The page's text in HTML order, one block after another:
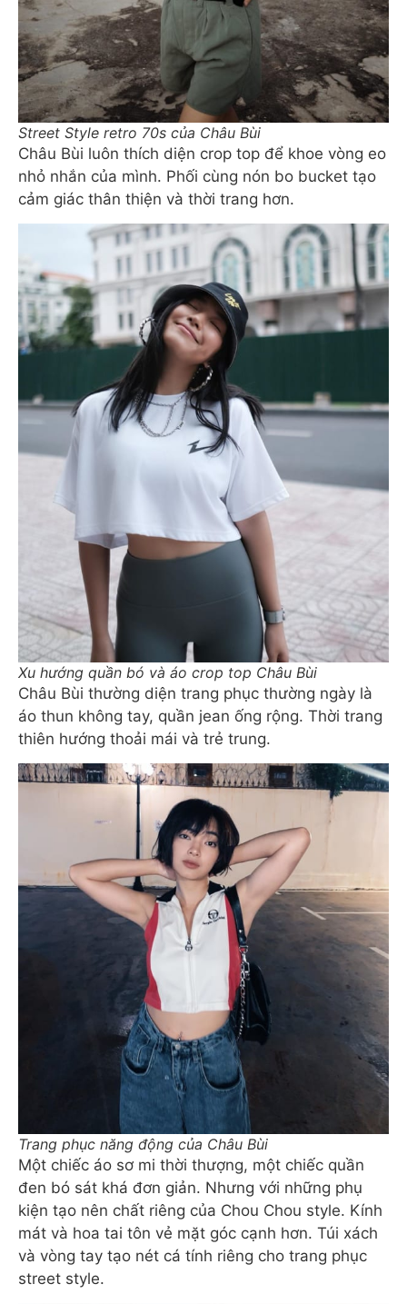
Street Style retro 70s của Châu Bùi
Châu Bùi luôn thích diện crop top để khoe vòng eo
nhỏ nhắn của mình. Phối cùng nón bo bucket tạo
cảm giác thân thiện và thời trang hơn.
Xu hướng quần bó và áo crop top Châu Bùi
Châu Bùi thường diện trang phục thường ngày là
áo thun không tay, quần jean ống rộng. Thời trang
thiên hướng thoải mái và trẻ trung.
Trang phục năng động của Châu Bùi
Một chiếc áo sơ mi thời thượng, một chiếc quần
đen bó sát khá đơn giản. Nhưng với những phụ
kiện tạo nên chất riêng của Chou Chou style. Kính
mát và hoa tai tôn vẻ mặt góc cạnh hơn. Túi xách
và vòng tay tạo nét cá tính riêng cho trang phục
street style.